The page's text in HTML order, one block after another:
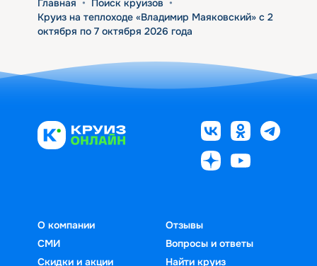
Главная • Поиск круизов •
Круиз на теплоходе «Владимир Маяковский» с 2
октября по 7 октября 2026 года
О компании
СМИ
Скидки и акции
Отзывы
Вопросы и ответы
Найти круиз